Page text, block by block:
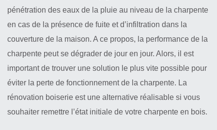
pénétration des eaux de la pluie au niveau de la charpente
en cas de la présence de fuite et d’infiltration dans la
couverture de la maison. A ce propos, la performance de la
charpente peut se dégrader de jour en jour. Alors, il est
important de trouver une solution le plus vite possible pour
éviter la perte de fonctionnement de la charpente. La
rénovation boiserie est une alternative réalisable si vous
souhaiter remettre l’état initiale de votre charpente en bois.